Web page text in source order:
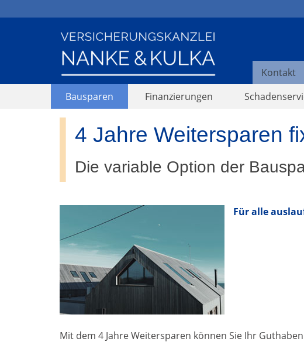
Kontakt
Bausparen
Finanzierungen
4 Jahre Weitersparen
Die variable Option der
Für alle
Mit dem 4 Jahre Weitersparen können Sie Ihr